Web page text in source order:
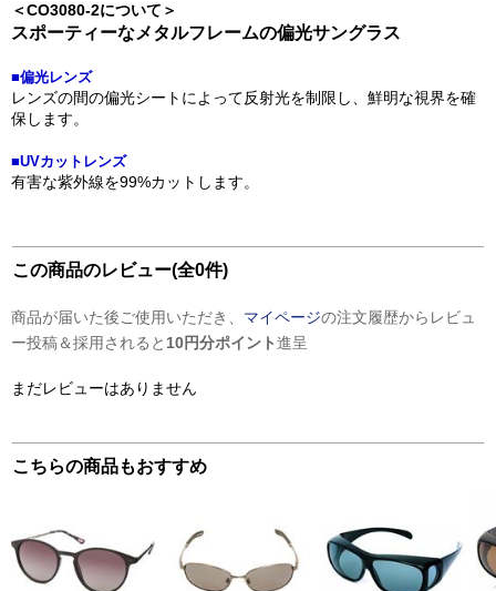
＜CO3080-2について＞
スポーティーなメタルフレームの偏光サングラス
■偏光レンズ
レンズの間の偏光シートによって反射光を制限し、鮮明な視界を確
保します。
■UVカットレンズ
有害な紫外線を99%カットします。
この商品のレビュー(全0件)
商品が届いた後ご使用いただき、 マイページの注文履歴からレビュ
ー投稿＆採用されると 10円分ポイント進呈
まだレビューはありません
こちらの商品もおすすめ